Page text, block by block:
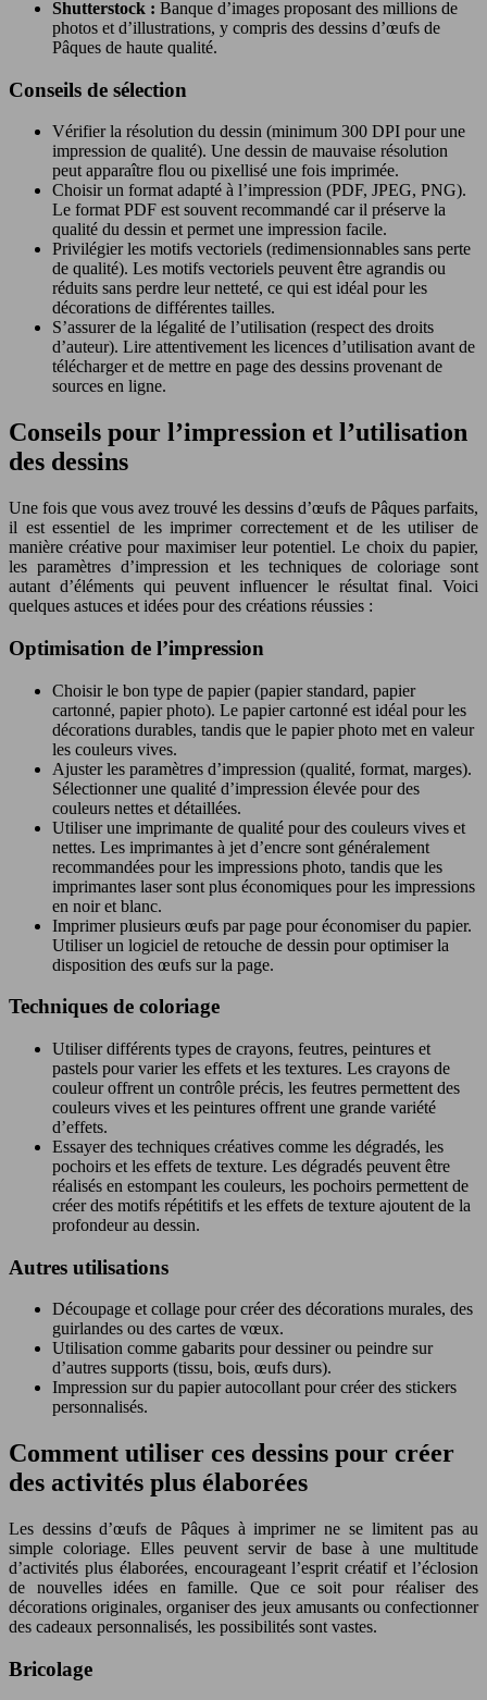
Shutterstock : Banque d’images proposant des millions de
photos et d’illustrations, y compris des dessins d’œufs de
Pâques de haute qualité.
Conseils de sélection
Vérifier la résolution du dessin (minimum 300 DPI pour une
impression de qualité). Une dessin de mauvaise résolution
peut apparaître flou ou pixellisé une fois imprimée.
Choisir un format adapté à l’impression (PDF, JPEG, PNG).
Le format PDF est souvent recommandé car il préserve la
qualité du dessin et permet une impression facile.
Privilégier les motifs vectoriels (redimensionnables sans perte
de qualité). Les motifs vectoriels peuvent être agrandis ou
réduits sans perdre leur netteté, ce qui est idéal pour les
décorations de différentes tailles.
S’assurer de la légalité de l’utilisation (respect des droits
d’auteur). Lire attentivement les licences d’utilisation avant de
télécharger et de mettre en page des dessins provenant de
sources en ligne.
Conseils pour l’impression et l’utilisation
des dessins
Une fois que vous avez trouvé les dessins d’œufs de Pâques parfaits,
il est essentiel de les imprimer correctement et de les utiliser de
manière créative pour maximiser leur potentiel. Le choix du papier,
les paramètres d’impression et les techniques de coloriage sont
autant d’éléments qui peuvent influencer le résultat final. Voici
quelques astuces et idées pour des créations réussies :
Optimisation de l’impression
Choisir le bon type de papier (papier standard, papier
cartonné, papier photo). Le papier cartonné est idéal pour les
décorations durables, tandis que le papier photo met en valeur
les couleurs vives.
Ajuster les paramètres d’impression (qualité, format, marges).
Sélectionner une qualité d’impression élevée pour des
couleurs nettes et détaillées.
Utiliser une imprimante de qualité pour des couleurs vives et
nettes. Les imprimantes à jet d’encre sont généralement
recommandées pour les impressions photo, tandis que les
imprimantes laser sont plus économiques pour les impressions
en noir et blanc.
Imprimer plusieurs œufs par page pour économiser du papier.
Utiliser un logiciel de retouche de dessin pour optimiser la
disposition des œufs sur la page.
Techniques de coloriage
Utiliser différents types de crayons, feutres, peintures et
pastels pour varier les effets et les textures. Les crayons de
couleur offrent un contrôle précis, les feutres permettent des
couleurs vives et les peintures offrent une grande variété
d’effets.
Essayer des techniques créatives comme les dégradés, les
pochoirs et les effets de texture. Les dégradés peuvent être
réalisés en estompant les couleurs, les pochoirs permettent de
créer des motifs répétitifs et les effets de texture ajoutent de la
profondeur au dessin.
Autres utilisations
Découpage et collage pour créer des décorations murales, des
guirlandes ou des cartes de vœux.
Utilisation comme gabarits pour dessiner ou peindre sur
d’autres supports (tissu, bois, œufs durs).
Impression sur du papier autocollant pour créer des stickers
personnalisés.
Comment utiliser ces dessins pour créer
des activités plus élaborées
Les dessins d’œufs de Pâques à imprimer ne se limitent pas au
simple coloriage. Elles peuvent servir de base à une multitude
d’activités plus élaborées, encourageant l’esprit créatif et l’éclosion
de nouvelles idées en famille. Que ce soit pour réaliser des
décorations originales, organiser des jeux amusants ou confectionner
des cadeaux personnalisés, les possibilités sont vastes.
Bricolage